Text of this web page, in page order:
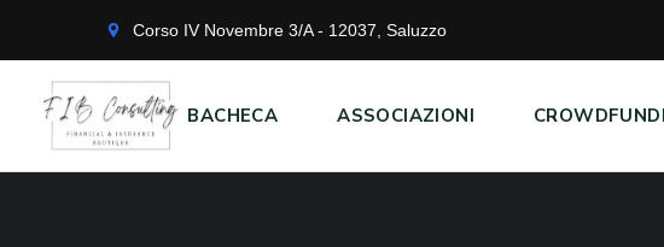
Corso IV Novembre 3/A - 12037, Saluzzo
BACHECA ASSOCIAZIONI